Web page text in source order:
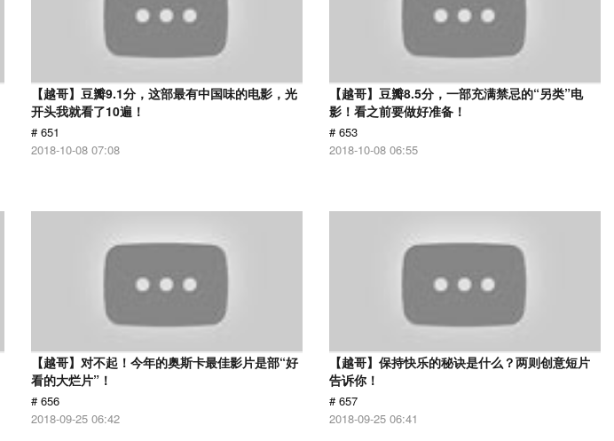
【越哥】豆瓣9.1分，这部最有中国味的电影，光
开头我就看了10遍！
# 651
2018-10-08 07:08
【越哥】豆瓣8.5分，一部充满禁忌的“另类”电
影！看之前要做好准备！
# 653
2018-10-08 06:55
【越哥】对不起！今年的奥斯卡最佳影片是部“好
看的大烂片”！
# 656
2018-09-25 06:42
【越哥】保持快乐的秘诀是什么？两则创意短片
告诉你！
# 657
2018-09-25 06:41